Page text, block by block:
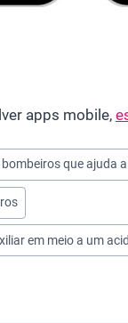
apps mobile,
que ajuda
em meio a um